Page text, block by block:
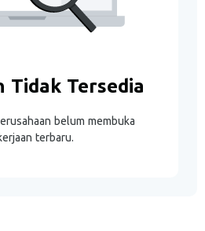
Tidak Tersedia
belum membuka
terbaru.